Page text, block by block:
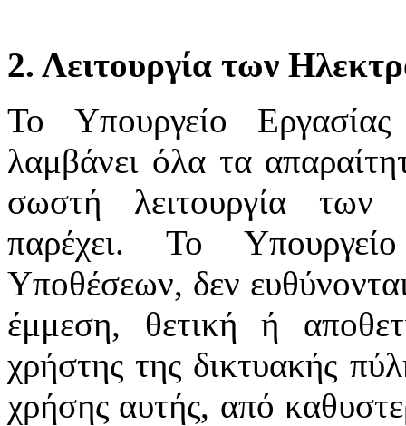
2. Λειτουργία των
Το Υπουργείο
λαμβάνει όλα τα
σωστή λειτουργία των
παρέχει. Το
Υποθέσεων, δεν
έμμεση, θετική ή
χρήστης της δικτυακής
χρήσης αυτής, από